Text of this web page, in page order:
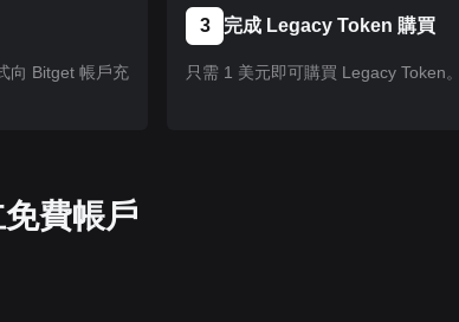
向 Bitget 帳戶充
3 完成 Legacy Token 購買
只需 1 美元即可購買 Legacy Token
費帳戶